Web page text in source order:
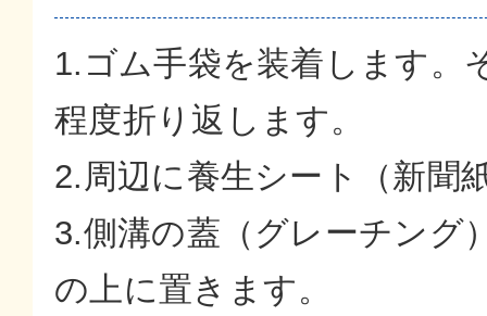
1.ゴム手袋を装着します。
程度折り返します。
2.周辺に養生シート（新聞
3.側溝の蓋（グレーチング
の上に置きます。